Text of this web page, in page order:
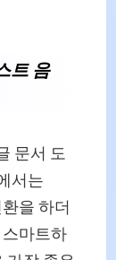
트 음
문서 도
서는
을 하더
마트하